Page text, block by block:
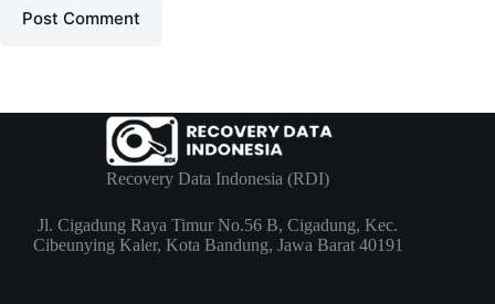
Post Comment
Recovery Data Indonesia (RDI)
Jl. Cigadung Raya Timur No.56 B, Cigadung, Kec.
Cibeunying Kaler, Kota Bandung, Jawa Barat 40191